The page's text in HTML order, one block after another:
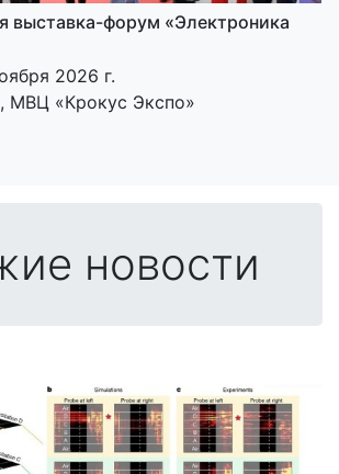
выставка-форум «Электроника
2026 г.
МВЦ «Крокус Экспо»
новости